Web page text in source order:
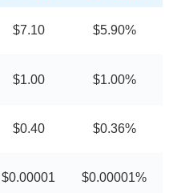
$7.10 $5.90%
$1.00 $1.00%
$0.40 $0.36%
$0.00001 $0.00001%